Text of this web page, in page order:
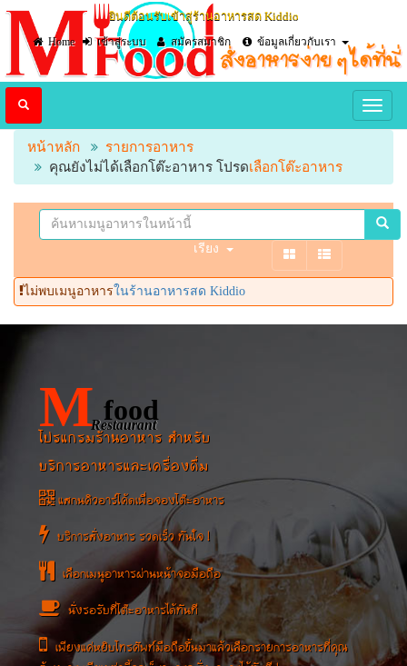
ยินดีต้อนรับเข้าสู่ร้านอาหารสด Kiddio
Home
เข้าสู่ระบบ สมัครสมาชิก ข้อมูลเกี่ยวกับเรา
หน้าหลัก
รายการอาหาร
คุณยังไม่ได้เลือกโต๊ะอาหาร โปรดเลือกโต๊ะอาหาร
เรียง
ไม่พบเมนูอาหารในร้านอาหารสด Kiddio
M food
Restaurant
โปรแกรมร้านอาหาร สำหรับ
บริการอาหารและเครื่องดื่ม
แสกนคิวอาร์โค้ดเพื่อจองโต๊ะอาหาร
บริการสั่งอาหาร รวดเร็ว ทันใจ !
เลือกเมนูอาหารผ่านหน้าจอมือถือ
นั่งรอรับที่โต๊ะอาหารได้ทันที
เพียงแค่หยิบโทรศัพท์มือถือขึ้นมาแล้วเลือกรายการอาหารที่คุณ